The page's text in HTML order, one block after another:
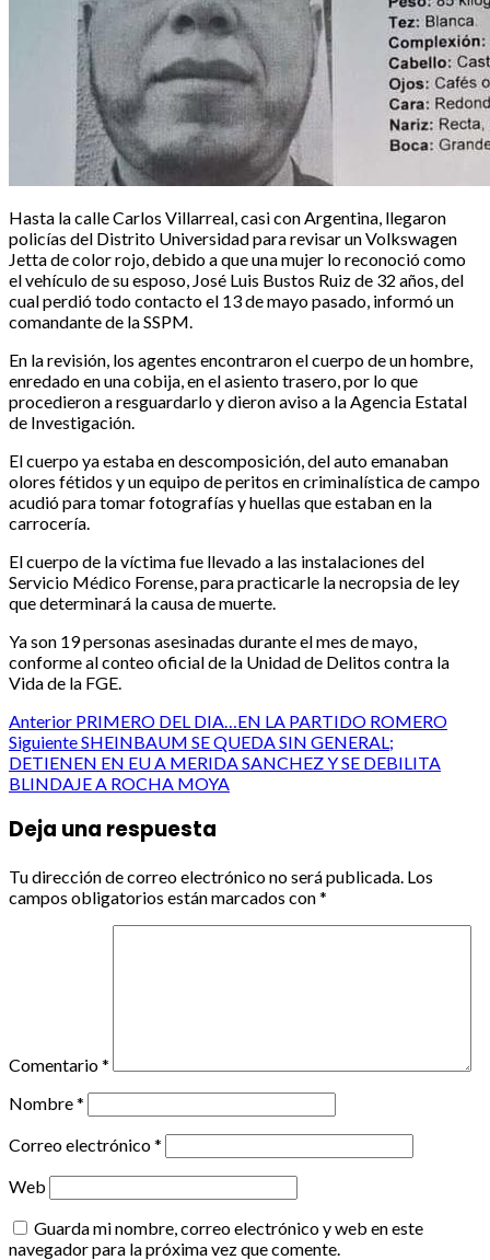
Hasta la calle Carlos Villarreal, casi con Argentina, llegaron
policías del Distrito Universidad para revisar un Volkswagen
Jetta de color rojo, debido a que una mujer lo reconoció como
el vehículo de su esposo, José Luis Bustos Ruiz de 32 años, del
cual perdió todo contacto el 13 de mayo pasado, informó un
comandante de la SSPM.
En la revisión, los agentes encontraron el cuerpo de un hombre,
enredado en una cobija, en el asiento trasero, por lo que
procedieron a resguardarlo y dieron aviso a la Agencia Estatal
de Investigación.
El cuerpo ya estaba en descomposición, del auto emanaban
olores fétidos y un equipo de peritos en criminalística de campo
acudió para tomar fotografías y huellas que estaban en la
carrocería.
El cuerpo de la víctima fue llevado a las instalaciones del
Servicio Médico Forense, para practicarle la necropsia de ley
que determinará la causa de muerte.
Ya son 19 personas asesinadas durante el mes de mayo,
conforme al conteo oficial de la Unidad de Delitos contra la
Vida de la FGE.
Post
navigation
Anterior PRIMERO DEL DIA…EN LA PARTIDO ROMERO
SiguienteSHEINBAUM SE QUEDA SIN GENERAL;
DETIENEN EN EU A MERIDA SANCHEZ Y SE DEBILITA
BLINDAJE A ROCHA MOYA
Deja una respuesta
Tu dirección de correo electrónico no será publicada. Los
campos obligatorios están marcados con*
Comentario*
Nombre*
Correo electrónico*
Web
Guarda mi nombre, correo electrónico y web en este
navegador para la próxima vez que comente.